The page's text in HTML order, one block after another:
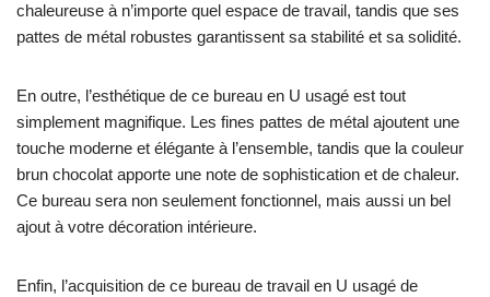
chaleureuse à n’importe quel espace de travail, tandis que ses
pattes de métal robustes garantissent sa stabilité et sa solidité.
En outre, l’esthétique de ce bureau en U usagé est tout
simplement magnifique. Les fines pattes de métal ajoutent une
touche moderne et élégante à l’ensemble, tandis que la couleur
brun chocolat apporte une note de sophistication et de chaleur.
Ce bureau sera non seulement fonctionnel, mais aussi un bel
ajout à votre décoration intérieure.
Enfin, l’acquisition de ce bureau de travail en U usagé de